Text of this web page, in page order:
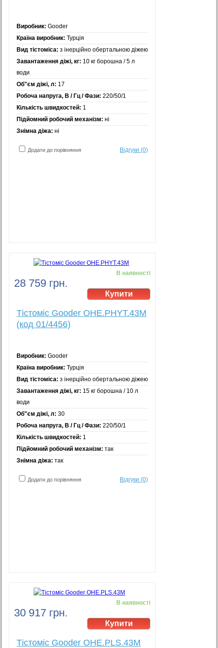
Виробник: Gooder
Країна виробник: Турція
Вид тістоміса: з інерційно обертальною діжею
Завантаження діжі, кг: 10 кг борошна / 5 л
води
Об"єм діжі, л: 17
Робоча напруга, В / Гц / Фази: 220/50/1
Кількість швидкостей: 1
Підйомний робочий механізм: ні
Знімна діжа: ні
Додати до порівняння Відгуки (0)
28 759 грн.
В наявності
Тістоміс Gooder OHE.PHYT.43M
(код 01/4456)
Виробник: Gooder
Країна виробник: Турція
Вид тістоміса: з інерційно обертальною діжею
Завантаження діжі, кг: 15 кг борошна / 10 л
води
Об"єм діжі, л: 30
Робоча напруга, В / Гц / Фази: 220/50/1
Кількість швидкостей: 1
Підйомний робочий механізм: так
Знімна діжа: так
Додати до порівняння Відгуки (0)
30 917 грн.
В наявності
Тістоміс Gooder OHE.PLS.43M